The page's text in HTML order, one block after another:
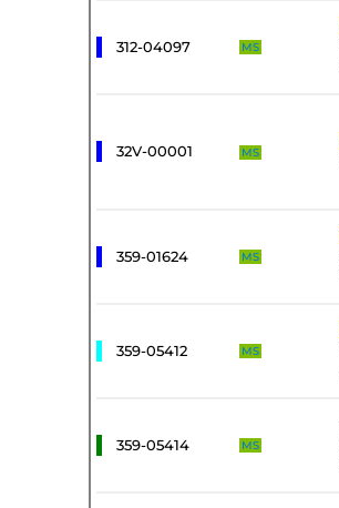
312-04097 MS
32V-00001 MS
359-01624 MS
359-05412 MS
359-05414 MS